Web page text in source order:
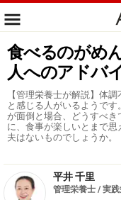
食べるのがめ
人へのアドバ
【管理栄養士が解説】体
と感じる人がいるようで
が面倒と場合、どうすべ
に、食事が楽しいとまで
夫はないものでしょうか。
平井 千里
管理栄養士 / 実